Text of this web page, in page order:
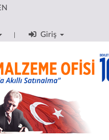
Giriş